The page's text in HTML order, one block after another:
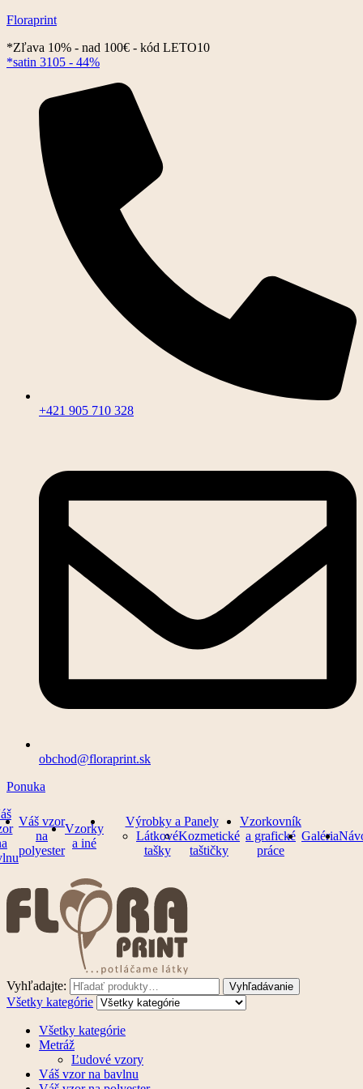
Floraprint
*Zľava 10% - nad 100€ - kód LETO10
*satin 3105 - 44%
+421 905 710 328
obchod@floraprint.sk
Ponuka
Váš vzor
na
polyester
Vzorky
a iné
Výrobky a Panely
Látkové
tašky
Kozmetické
taštičky
Vzorkovník
a grafické
práce
Galéria
Vyhľadajte: Vyhľadávanie
Všetky kategórie
Všetky kategórie
Metráž
Ľudové vzory
Váš vzor na bavlnu